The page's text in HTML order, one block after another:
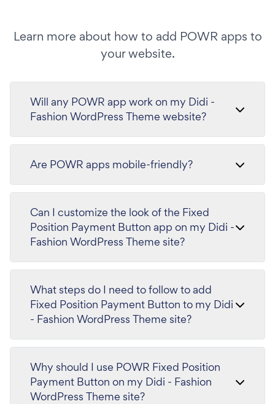
Learn more about how to add POWR apps to
your website.
Will any POWR app work on my Didi -
Fashion WordPress Theme website?
Are POWR apps mobile-friendly?
Can I customize the look of the Fixed
Position Payment Button app on my Didi -
Fashion WordPress Theme site?
What steps do I need to follow to add
Fixed Position Payment Button to my Didi
- Fashion WordPress Theme site?
Why should I use POWR Fixed Position
Payment Button on my Didi - Fashion
WordPress Theme site?